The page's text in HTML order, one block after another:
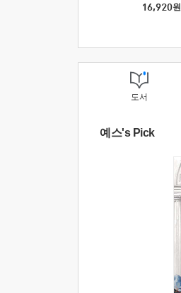
16,920원
도서
예스's Pick